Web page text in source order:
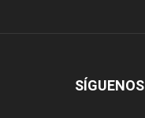
SÍGUENOS